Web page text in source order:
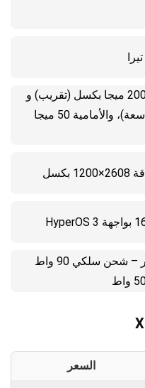
الكاميرا الرئيسية 200 ميجا بكسل (تقريب) و
50 ميجا بكسل (واسعة)، والأمامية 50 ميجا
6000 مللي أمبير – شحن سلكي 90 واط
السعر